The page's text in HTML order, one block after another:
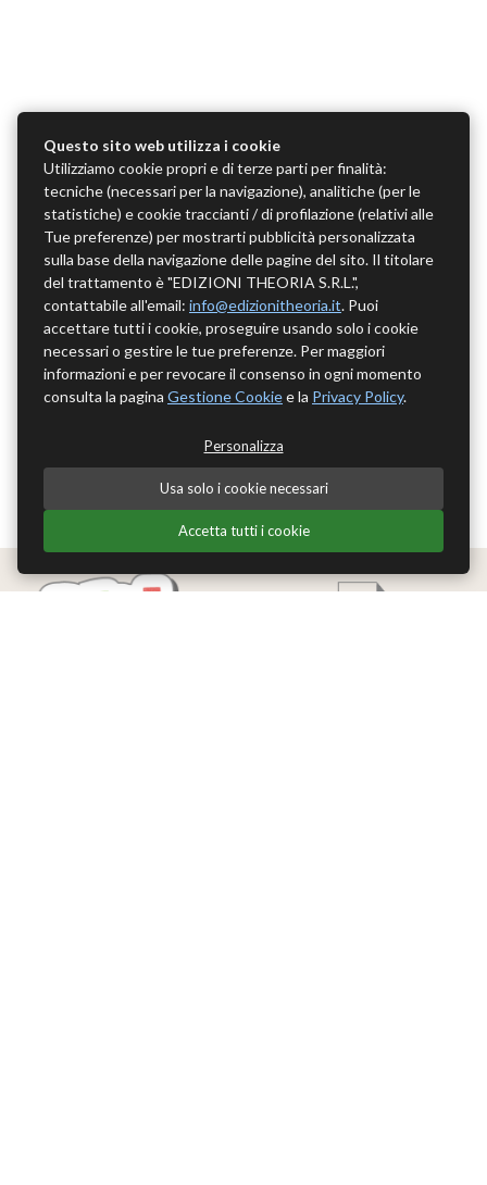
Questo sito web utilizza i cookie
Utilizziamo cookie propri e di terze parti per finalità:
tecniche (necessari per la navigazione), analitiche (per le
statistiche) e cookie traccianti / di profilazione (relativi alle
Tue preferenze) per mostrarti pubblicità personalizzata
sulla base della navigazione delle pagine del sito. Il titolare
del trattamento è "EDIZIONI THEORIA S.R.L.",
contattabile all'email: info@edizionitheoria.it. Puoi
accettare tutti i cookie, proseguire usando solo i cookie
necessari o gestire le tue preferenze. Per maggiori
informazioni e per revocare il consenso in ogni momento
consulta la pagina Gestione Cookiee la Privacy Policy.
Personalizza
Usa solo i cookie necessari
Accetta tutti i cookie